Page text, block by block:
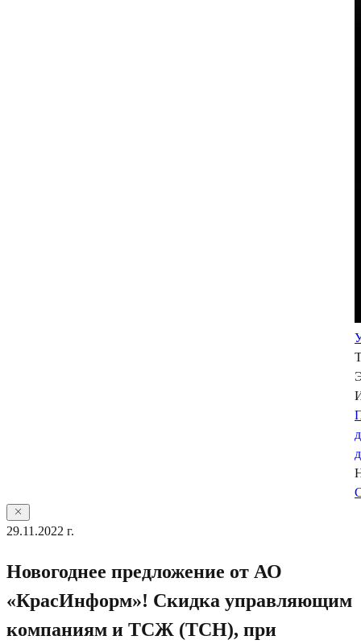
29.11.2022 г.
Новогоднее предложение от АО
«КрасИнформ»! Скидка управляющим
компаниям и ТСЖ (ТСН), при